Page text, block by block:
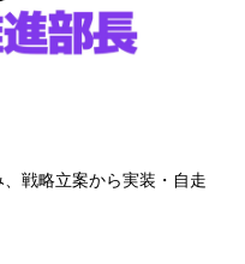
戦略立案から実装・自走